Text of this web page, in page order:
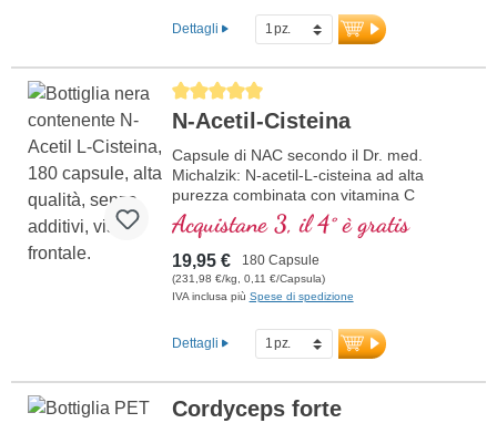
Dettagli
Average rating of 5 out of 5 stars
N-Acetil-Cisteina
Capsule di NAC secondo il Dr. med.
Michalzik: N-acetil-L-cisteina ad alta
purezza combinata con vitamina C
tamponata. Senza additivi e
perfettamente dosata con 600 mg di NAC
e 160 mg di vitamina C per dose
giornaliera. Vegano e ipoallergenico, con
vitamina C ben tollerata. Prodotto in
qualità – testato in laboratorio, certificato
ISO e HACCP. Sigillato senza alluminio.
micronutrienti.
Acquistane 3, il 4° è gratis
19,95 € 180 Capsule
(231,98 €/kg, 0,11 €/Capsula)
IVA inclusa più Spese di spedizione
Dettagli
Cordyceps forte